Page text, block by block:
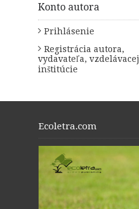
Konto autora
Prihlásenie
Registrácia autora,
vydavateľa, vzdelávacej
inštitúcie
Ecoletra.com